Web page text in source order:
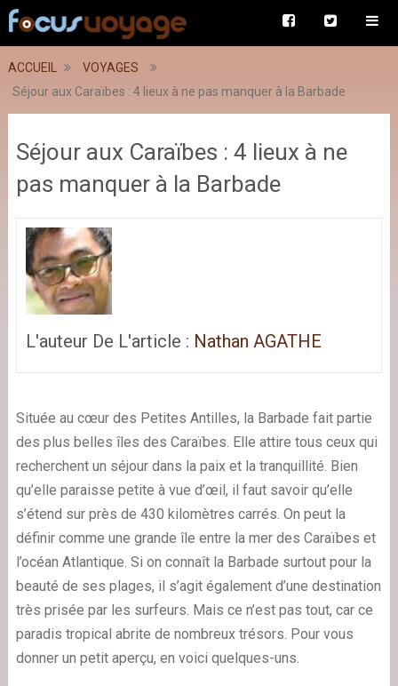
ACCUEIL
VOYAGES
Séjour aux Caraïbes : 4 lieux à ne pas manquer à la Barbade
Séjour aux Caraïbes : 4 lieux à ne
pas manquer à la Barbade
L'auteur De L'article : Nathan AGATHE
Située au cœur des Petites Antilles, la Barbade fait partie
des plus belles îles des Caraïbes. Elle attire tous ceux qui
recherchent un séjour dans la paix et la tranquillité. Bien
qu’elle paraisse petite à vue d’œil, il faut savoir qu’elle
s’étend sur près de 430 kilomètres carrés. On peut la
définir comme une grande île entre la mer des Caraïbes et
l’océan Atlantique. Si on connaît la Barbade surtout pour la
beauté de ses plages, il s’agit également d’une destination
très prisée par les surfeurs. Mais ce n’est pas tout, car ce
paradis tropical abrite de nombreux trésors. Pour vous
donner un petit aperçu, en voici quelques-uns.